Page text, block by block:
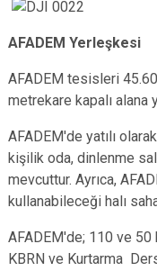
AFADEM Yerleşkesi
AFADEM tesisleri
metrekare kapalı alana
AFADEM'de yatılı
kişilik oda, dinlenme
mevcuttur. Ayrıca,
kullanabileceği halı
AFADEM'de; 110 ve
KBRN ve Kurtarma